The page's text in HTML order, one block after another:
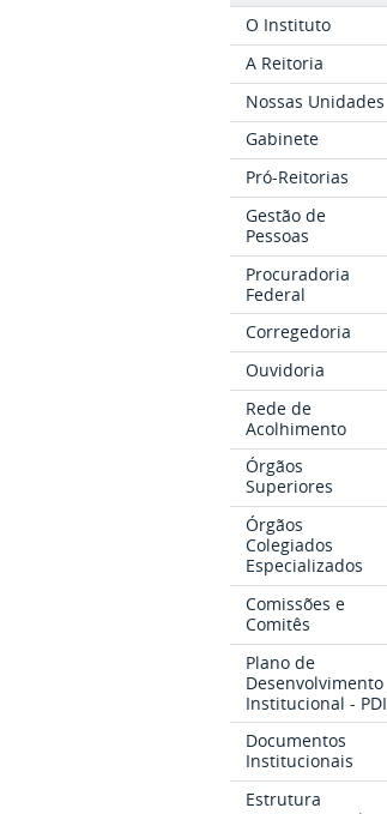
O Instituto
A Reitoria
Nossas Unidades
Gabinete
Pró-Reitorias
Gestão de
Pessoas
Procuradoria
Federal
Corregedoria
Ouvidoria
Rede de
Acolhimento
Órgãos
Superiores
Órgãos
Colegiados
Especializados
Comissões e
Comitês
Plano de
Desenvolvimento
Institucional - PDI
Documentos
Institucionais
Estrutura